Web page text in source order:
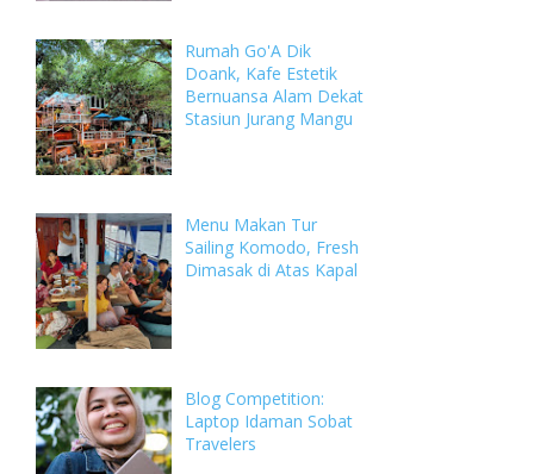
Rumah Go'A Dik
Doank, Kafe Estetik
Bernuansa Alam Dekat
Stasiun Jurang Mangu
Menu Makan Tur
Sailing Komodo, Fresh
Dimasak di Atas Kapal
Blog Competition:
Laptop Idaman Sobat
Travelers